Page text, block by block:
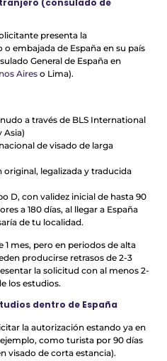
(consulado de
presenta la
embajada de España en su país
General de España en
Aireso Lima).
a través de BLS International
Asia)
de visado de larga
legalizada y traducida
D, con validez inicial de hasta 90
a 180 días, al llegar a España
de tu localidad.
1 mes, pero en periodos de alta
producirse retrasos de 2-3
la solicitud con al menos 2-
los estudios.
dentro de España
la autorización estando ya en
como turista por 90 días
visado de corta estancia).